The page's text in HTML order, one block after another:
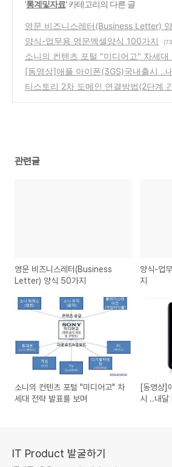
'통계및자료' 카테고리의 다른 글
영문 비즈니스레터(Business Letter)
가지
(1)
양식-업무용 영문엑셀양식 100가지
소니의 컨텐츠 포털 "미디어고" 차세대
발표를 보며
(0)
[동영상]애플 아이폰(3GS)국내출시 ..
에서 독점 공급한다내(지름신이 강림...)
티스토리 2차 도메인 연결방법(2단계
관련글
영문 비즈니스레터(Business
Letter) 양식 50가지
양식-업
지
소니의 컨텐츠 포털 "미디어고" 차
세대 전략 발표를 보며
[동영상]
시 ..내달
IT Product 발굴하기